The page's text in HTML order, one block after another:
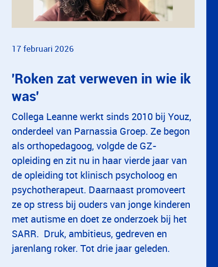
17 februari 2026
'Roken zat verweven in wie ik
was'
Collega Leanne werkt sinds 2010 bij Youz,
onderdeel van Parnassia Groep. Ze begon
als orthopedagoog, volgde de GZ-
opleiding en zit nu in haar vierde jaar van
de opleiding tot klinisch psycholoog en
psychotherapeut. Daarnaast promoveert
ze op stress bij ouders van jonge kinderen
met autisme en doet ze onderzoek bij het
SARR. Druk, ambitieus, gedreven en
jarenlang roker. Tot drie jaar geleden.